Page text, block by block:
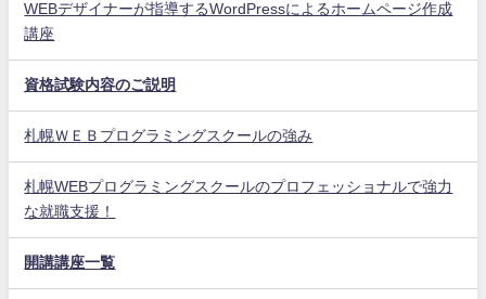
WEBデザイナーが指導するWordPressによるホームページ作成
講座
資格試験内容のご説明
札幌ＷＥＢプログラミングスクールの強み
札幌WEBプログラミングスクールのプロフェッショナルで強力
な就職支援！
開講講座一覧